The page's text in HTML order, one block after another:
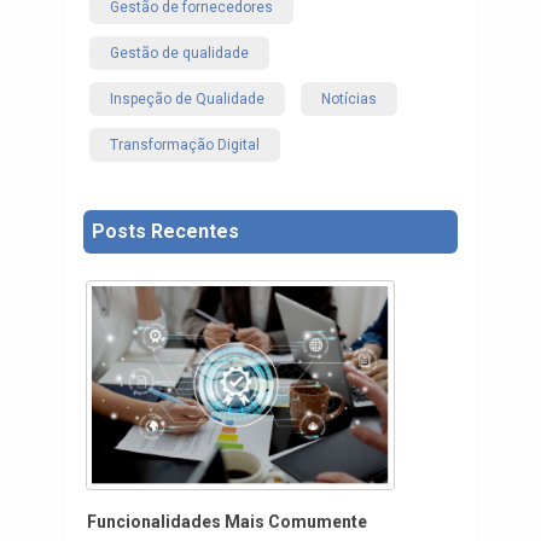
Gestão de fornecedores
Gestão de qualidade
Inspeção de Qualidade Notícias
Transformação Digital
Posts Recentes
Funcionalidades Mais Comumente